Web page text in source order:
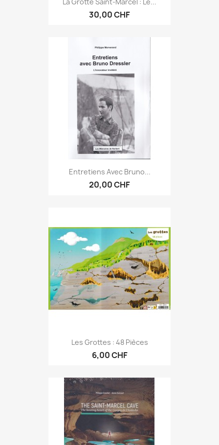
30,00 CHF
Entretiens Avec Bruno...
20,00 CHF
Les Grottes : 48 Pièces
6,00 CHF